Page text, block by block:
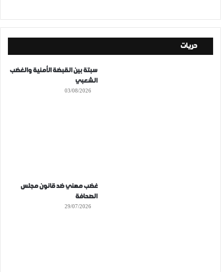
حريات
سبتة بين القبضة الأمنية والغضب
الشعبي
03/08/2026
غضب مهني ضد قانون مجلس
الصحافة
29/07/2026